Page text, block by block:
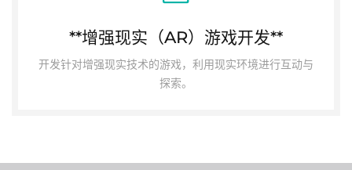
**增强现实（AR）游戏开发**
开发针对增强现实技术的游戏，利用现实环境进行互动与
探索。